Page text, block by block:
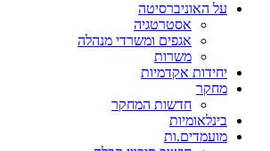
על האוניברסיטה
אסטרטגיה
אגפים ומשרדי מנהלה
משרות
יחידות אקדמיות
מחקר
חדשות המחקר
בינלאומיות
מועמדים.ות